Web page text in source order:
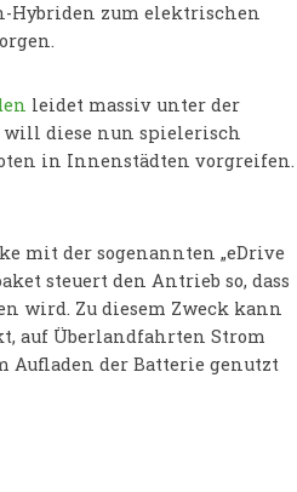
Hybriden zum elektrischen
leidet massiv unter der
diese nun spielerisch
in Innenstädten vorgreifen.
mit der sogenannten „eDrive
steuert den Antrieb so, dass
wird. Zu diesem Zweck kann
auf Überlandfahrten Strom
Aufladen der Batterie genutzt